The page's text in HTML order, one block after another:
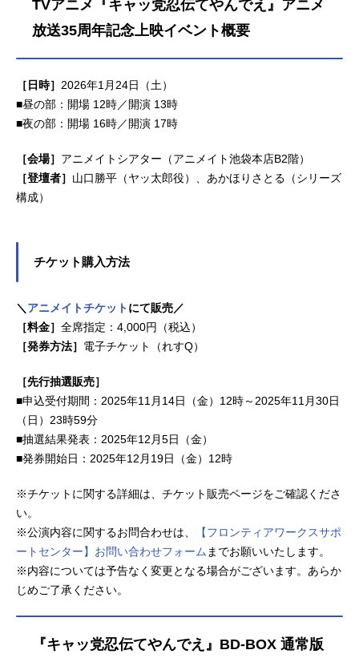
アニメスケジュール1990年2月1日
（木）～1991年2月12日（火）テレ
ヤッ太郎：山口勝平プルルン：折笠
愛スカシー：小杉十郎太ワンコー
守：塩屋浩三おタマ：こおろぎさと
みおミツ：水谷優子カラ丸：山寺宏
一コーン守：沢木郁也幻ナリ斎：龍
TVアニメ『キャッ党忍伝てやんでえ』アニメ
放送35周年記念上映イベント概要
［日時］ 2026年1月24日（土）
■昼の部：開場 12時／開演 13時
■夜の部：開場 16時／開演 17時
［会場］ アニメイトシアター（アニメイト池袋本店B2階）
［登壇者］ 山口勝平（ヤッ太郎役）、あかほりさとる（シリーズ
構成）
チケット購入方法
＼ アニメイトチケットにて販売／
［料金］ 全席指定：4,000円（税込）
［発券方法］ 電子チケット（れすQ）
［先行抽選販売］
■申込受付期間：2025年11月14日（金）12時～2025年11月30日
（日）23時59分
■抽選結果発表：2025年12月5日（金）
■発券開始日：2025年12月19日（金）12時
※チケットに関する詳細は、チケット販売ページをご確認くださ
い。
※公演内容に関するお問合わせは、
【フロンティアワークスサポ
ートセンター】お問い合わせフォーム までお願いいたします。
※内容については予告なく変更となる場合がございます。あらか
じめご了承ください。
『キャッ党忍伝てやんでえ』BD-BOX 通常版